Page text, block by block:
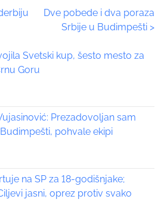
Dve pobede i dva poraza
Srbije u Budimpešti >
Svetski kup, šesto mesto za
Goru
Prezadovoljan sam
pohvale ekipi
na SP za 18-godišnjake;
jasni, oprez protiv svako